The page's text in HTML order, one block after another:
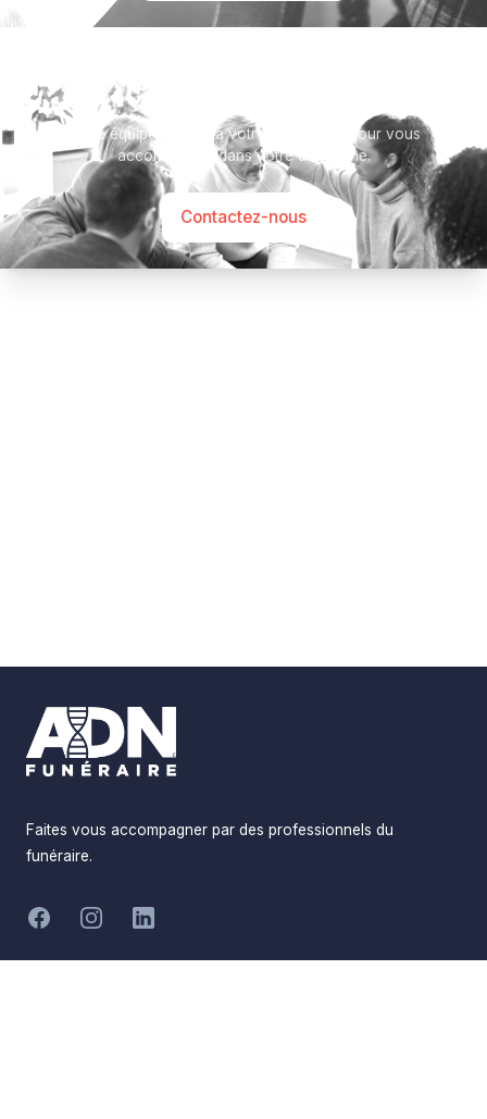
Informations
Notre équipe se tient à votre disposition pour vous
accompagner dans votre démarche.
Contactez-nous
Footer
Faites vous accompagner par des professionnels du
funéraire.
FacebookInstagramLinkedIn